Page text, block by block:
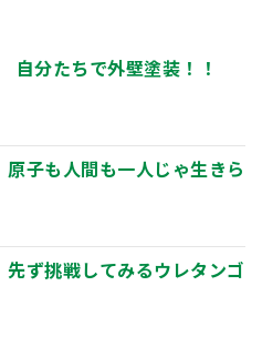
自分たちで外壁塗装！！
原子も人間も一人じゃ生きら
先ず挑戦してみるウレタンゴ